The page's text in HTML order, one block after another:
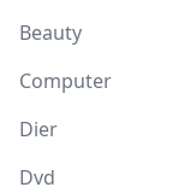
Beauty
Computer
Dier
Dvd